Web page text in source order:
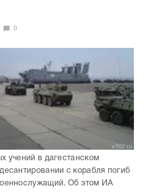
0
учений в дагестанском
с корабля погиб
Об этом ИА